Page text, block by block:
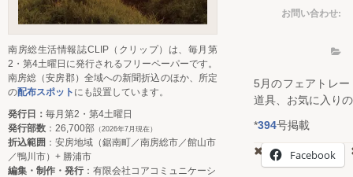
お問い合わせ:
5月のフェアトレ
道具、お気に入り
*394号掲載
Facebook
南房総生活情報誌CLIP（クリップ）は、毎月第
2・第4土曜日に発行されるフリーペーパーです。
南房総（安房郡）全域への新聞折込のほか、所定
の配布スポット にも設置しています。
発行日： 毎月第2・第4土曜日
発行部数 ：26,700部 （2026年7月現在）
折込範囲 ：安房地域（鋸南町／南房総市／館山市
／鴨川市）+ 勝浦市
編集・制作・発行：有限会社コアコミュニケーシ